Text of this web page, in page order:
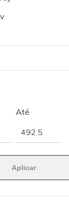
Até
Aplicar